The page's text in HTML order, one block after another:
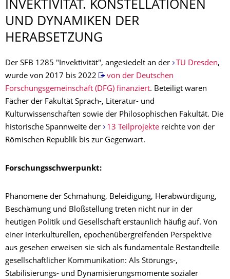
INVEKTIVITÄT. KONSTELLATIONEN
UND DYNAMIKEN DER
HERABSETZUNG
Der SFB 1285 "Invektivität", angesiedelt an der TU Dresden,
wurde von 2017 bis 2022
von der Deutschen
Forschungsgemeinschaft (DFG) finanziert. Beteiligt waren
Fächer der Fakultät Sprach-, Literatur- und
Kulturwissenschaften sowie der Philosophischen Fakultät. Die
historische Spannweite der
13 Teilprojektereichte von der
Römischen Republik bis zur Gegenwart.
Forschungsschwerpunkt:
Phänomene der Schmähung, Beleidigung, Herabwürdigung,
Beschämung und Bloßstellung treten nicht nur in der
heutigen Politik und Gesellschaft erstaunlich häufig auf. Von
einer interkulturellen, epochenübergreifenden Perspektive
aus gesehen erweisen sie sich als fundamentale Bestandteile
gesellschaftlicher Kommunikation: Als Störungs-,
Stabilisierungs- und Dynamisierungsmomente sozialer